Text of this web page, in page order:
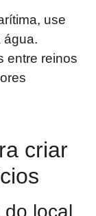
use
água.
entre reinos
criar
do local